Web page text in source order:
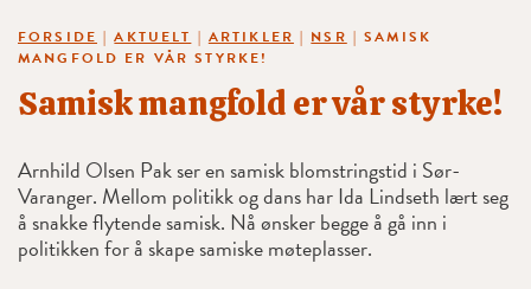
FORSIDE |AKTUELT | ARTIKLER | NSR |SAMISK
MANGFOLD ER VÅR STYRKE!
Samisk mangfold er vår styrke!
Arnhild Olsen Pak ser en samisk blomstringstid i Sør-
Varanger. Mellom politikk og dans har Ida Lindseth lært seg
å snakke flytende samisk. Nå ønsker begge å gå inn i
politikken for å skape samiske møteplasser.